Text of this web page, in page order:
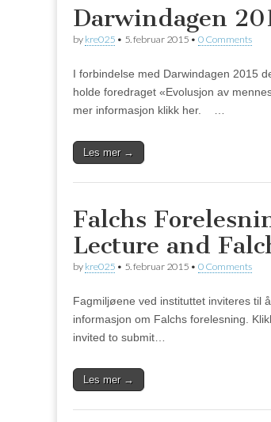
Darwindagen
by kre025 • 5. februar 2015 • 0 Comments
I forbindelse med Darwindagen 2015
holde foredraget «Evolusjon av
mer informasjon klikk her. …
Les mer →
Falchs
Lecture and
by kre025 • 5. februar 2015 • 0 Comments
Fagmiljøene ved instituttet inviteres til
informasjon om Falchs forelesning.
invited to submit…
Les mer →